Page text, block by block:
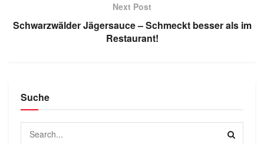
Next Post
Schwarzwälder Jägersauce – Schmeckt besser als im
Restaurant!
Suche